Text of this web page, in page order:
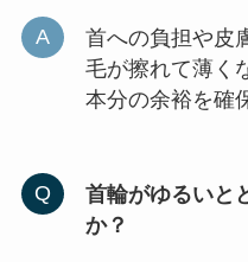
首への負担や皮
毛が擦れて薄く
本分の余裕を確
首輪がゆるいと
か？